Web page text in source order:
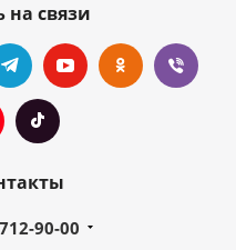
на связи
90-00